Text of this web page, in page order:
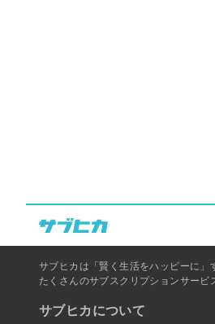
サブヒカは「賢く生活をハッピーに」
たくさんのサブスクリプションサービ
サブヒカについて